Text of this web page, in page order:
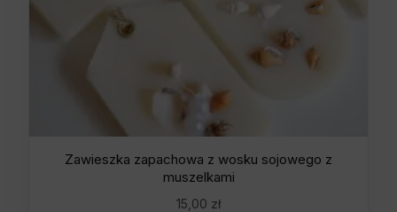
Zawieszka zapachowa z wosku sojowego z
muszelkami
15,00 zł